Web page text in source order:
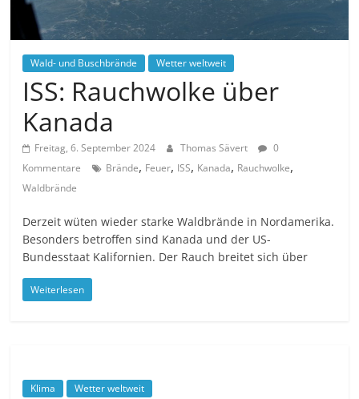
Wald- und Buschbrände Wetter weltweit
ISS: Rauchwolke über
Kanada
Freitag, 6. September 2024 Thomas Sävert
0
Kommentare
Brände, Feuer, ISS, Kanada, Rauchwolke,
Waldbrände
Derzeit wüten wieder starke Waldbrände in Nordamerika.
Besonders betroffen sind Kanada und der US-
Bundesstaat Kalifornien. Der Rauch breitet sich über
Weiterlesen
Klima Wetter weltweit